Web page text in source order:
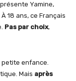
Yamine,
18 ans, ce Français
Pas par choix,
petite enfance.
Mais après